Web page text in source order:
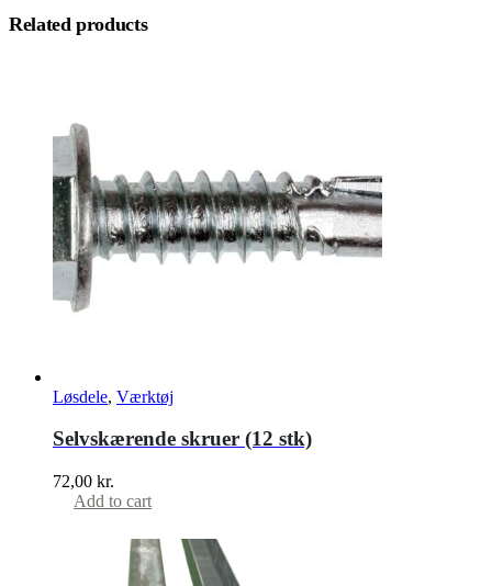
Related products
Løsdele, Værktøj
Selvskærende skruer (12 stk)
72,00 kr.
Add to cart